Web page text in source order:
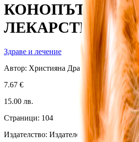
КОНОПЪТ:
ЛЕКАРСТВО
Здраве и лечение
Автор: Християна Драгостинова ,
7.67 €
15.00 лв.
Страници: 104
Издателство: Издателство Распер